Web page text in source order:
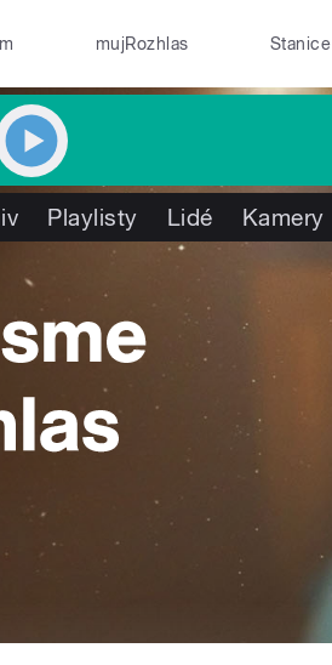
mujRozhlas Stanice
Playlisty Lidé Kamery